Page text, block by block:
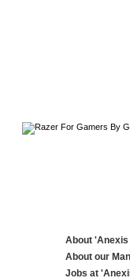
About
About our
Jobs at